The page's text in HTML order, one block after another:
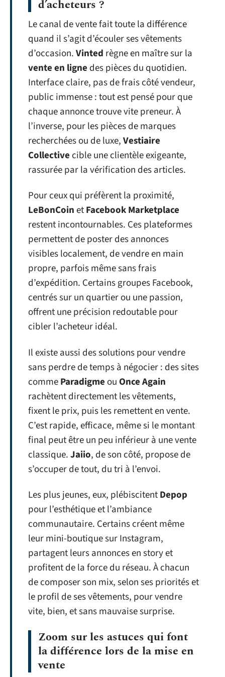
d’acheteurs ?
Le canal de vente fait toute la différence
quand il s’agit d’écouler ses vêtements
d’occasion.Vinted règne en maître sur la
vente en ligne des pièces du quotidien.
Interface claire, pas de frais côté vendeur,
public immense : tout est pensé pour que
chaque annonce trouve vite preneur. À
l’inverse, pour les pièces de marques
recherchées ou de luxe,Vestiaire
Collective cible une clientèle exigeante,
rassurée par la vérification des articles.
Pour ceux qui préfèrent la proximité,
LeBonCoinetFacebook Marketplace
restent incontournables. Ces plateformes
permettent de poster des annonces
visibles localement, de vendre en main
propre, parfois même sans frais
d’expédition. Certains groupes Facebook,
centrés sur un quartier ou une passion,
offrent une précision redoutable pour
cibler l’acheteur idéal.
Il existe aussi des solutions pour vendre
sans perdre de temps à négocier : des sites
commeParadigme ou Once Again
rachètent directement les vêtements,
fixent le prix, puis les remettent en vente.
C’est rapide, efficace, même si le montant
final peut être un peu inférieur à une vente
classique.Jaiio, de son côté, propose de
s’occuper de tout, du tri à l’envoi.
Les plus jeunes, eux, plébiscitentDepop
pour l’esthétique et l’ambiance
communautaire. Certains créent même
leur mini-boutique sur Instagram,
partagent leurs annonces en story et
profitent de la force du réseau. À chacun
de composer son mix, selon ses priorités et
le profil de ses vêtements, pour vendre
vite, bien, et sans mauvaise surprise.
Zoom sur les astuces qui font
la différence lors de la mise en
vente